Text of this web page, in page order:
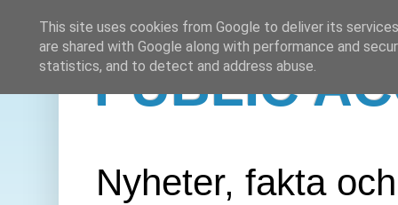
PUBLIC
Nyheter, fakta
This site uses cookies from Google to deliver its
are shared with Google along with performance and
statistics, and to detect and address abuse.